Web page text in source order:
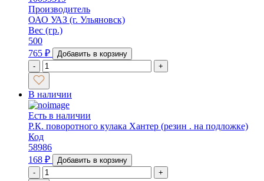
Производитель
ОАО УАЗ (г. Ульяновск)
Вес (гр.)
500
765 ₽
Добавить в корзину
-
+
В наличии
Есть в наличии
Р.К. поворотного кулака Хантер (резин . на подложке)
Код
58986
168 ₽
Добавить в корзину
-
+